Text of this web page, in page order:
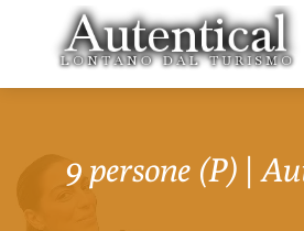
9 persone (P) |